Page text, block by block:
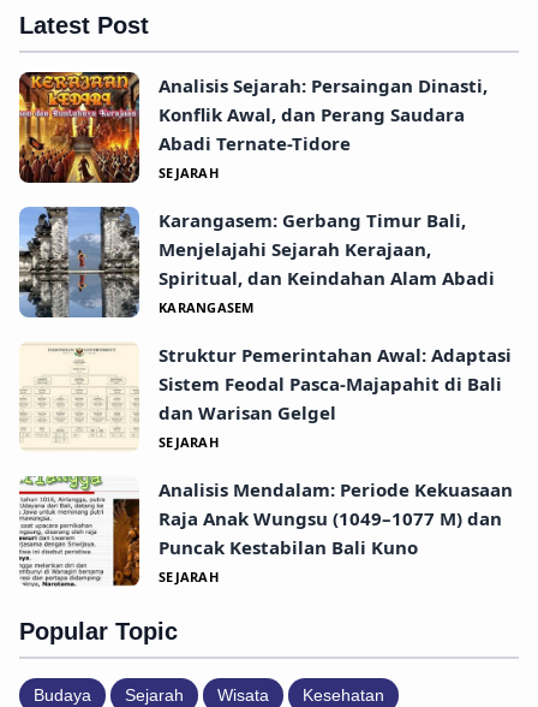
Latest Post
Analisis Sejarah: Persaingan Dinasti,
Konflik Awal, dan Perang Saudara
Abadi Ternate-Tidore
SEJARAH
Karangasem: Gerbang Timur Bali,
Menjelajahi Sejarah Kerajaan,
Spiritual, dan Keindahan Alam Abadi
KARANGASEM
Struktur Pemerintahan Awal: Adaptasi
Sistem Feodal Pasca-Majapahit di Bali
dan Warisan Gelgel
SEJARAH
Analisis Mendalam: Periode Kekuasaan
Raja Anak Wungsu (1049–1077 M) dan
Puncak Kestabilan Bali Kuno
SEJARAH
Popular Topic
Budaya Sejarah Wisata Kesehatan